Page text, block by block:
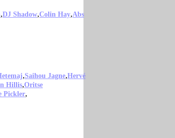
,DJ Shadow,Colin Hay,Abs
,Saihou Jagne,Hervé
Hillis,Oritse
Pickler,